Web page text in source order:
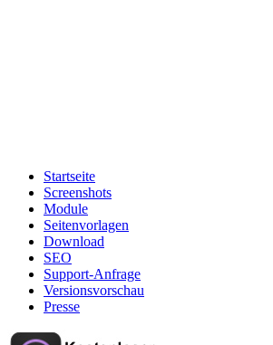
Startseite
Screenshots
Module
Seitenvorlagen
Download
SEO
Support-Anfrage
Versionsvorschau
Presse